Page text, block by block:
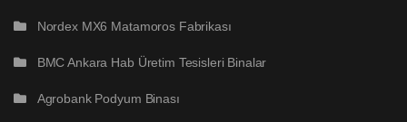
Nordex MX6 Matamoros Fabrikası
BMC Ankara Hab Üretim Tesisleri Binalar
Agrobank Podyum Binası